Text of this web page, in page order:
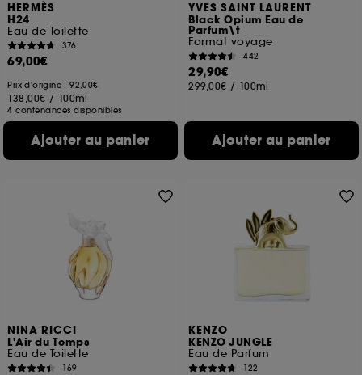
HERMÈS
H24
Eau de Toilette
376
69,00€
Prix d'origine : 92,00€
138,00€ / 100ml
4 contenances disponibles
Ajouter au panier
YVES SAINT LAURENT
Black Opium Eau de
Parfum\t
Format voyage
442
29,90€
299,00€ / 100ml
Ajouter au panier
NINA RICCI
L'Air du Temps
Eau de Toilette
169
KENZO
KENZO JUNGLE
Eau de Parfum
122